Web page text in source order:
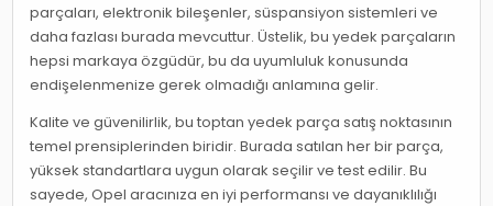
parçaları, elektronik bileşenler, süspansiyon sistemleri ve
daha fazlası burada mevcuttur. Üstelik, bu yedek parçaların
hepsi markaya özgüdür, bu da uyumluluk konusunda
endişelenmenize gerek olmadığı anlamına gelir.
Kalite ve güvenilirlik, bu toptan yedek parça satış noktasının
temel prensiplerinden biridir. Burada satılan her bir parça,
yüksek standartlara uygun olarak seçilir ve test edilir. Bu
sayede, Opel aracınıza en iyi performansı ve dayanıklılığı